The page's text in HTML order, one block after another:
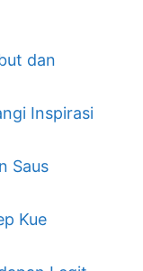
dan
Inspirasi
Saus
Kue